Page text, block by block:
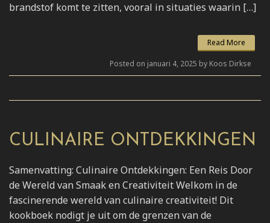
brandstof komt te zitten, vooral in situaties waarin […]
Read More
Posted on januari 4, 2025 by Koos Dirkse
CULINAIRE ONTDEKKINGEN
Samenvatting: Culinaire Ontdekkingen: Een Reis Door
de Wereld van Smaak en Creativiteit Welkom in de
fascinerende wereld van culinaire creativiteit! Dit
kookboek nodigt je uit om de grenzen van de